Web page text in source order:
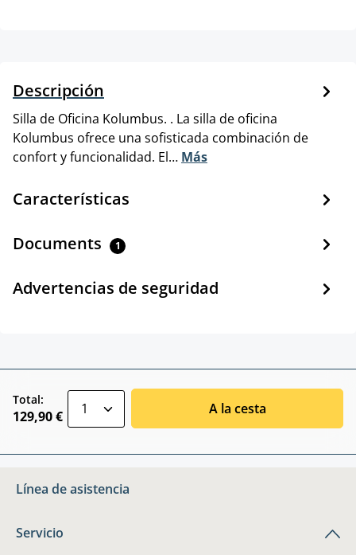
Descripción
Silla de Oficina Kolumbus. . La silla de oficina
Kolumbus ofrece una sofisticada combinación de
confort y funcionalidad. El… Más
Características
Documents 1
Advertencias de seguridad
Total:
129,90 € A la cesta
Línea de asistencia
Servicio